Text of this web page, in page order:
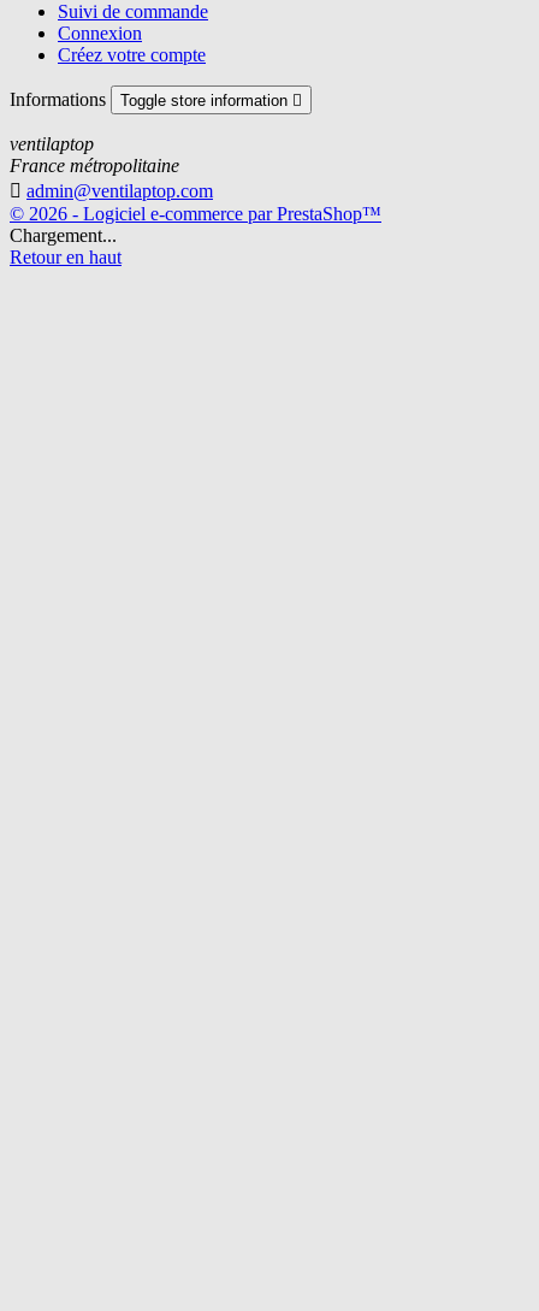
Suivi de commande
Connexion
Créez votre compte
Informations Toggle store information 
ventilaptop
France métropolitaine
 admin@ventilaptop.com
© 2026 - Logiciel e-commerce par PrestaShop™
Chargement...
Retour en haut